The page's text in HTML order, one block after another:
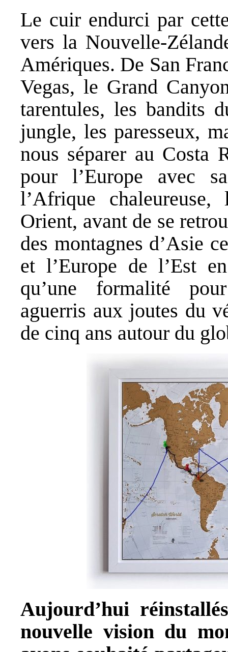
Le cuir endurci par
vers la Nouvelle-
Amériques. De San
Vegas, le Grand
tarentules, les bandits
jungle, les paresseux,
nous séparer au Costa
pour l’Europe avec
l’Afrique
Orient, avant de se
des montagnes d’Asie
et l’Europe de l’Est
qu’une formalité
aguerris aux joutes du
de cinq ans autour du
Aujourd’hui
nouvelle vision du